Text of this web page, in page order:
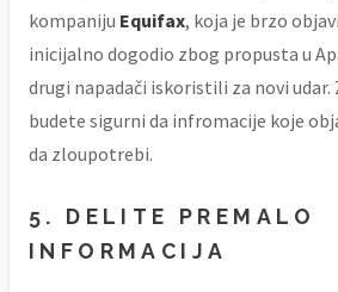
kompaniju Equifax, koja je brzo
inicijalno dogodio zbog propusta u
drugi napadači iskoristili za novi
budete sigurni da infromacije koje
da zloupotrebi.
5. DELITE PREMALO
INFORMACIJA